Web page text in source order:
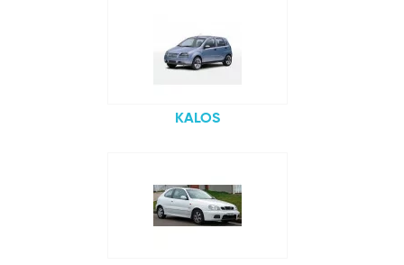
KALOS